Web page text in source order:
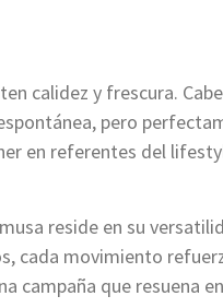
calidez y frescura.
pero
en referentes del
reside en su
cada movimiento
campaña que resuena